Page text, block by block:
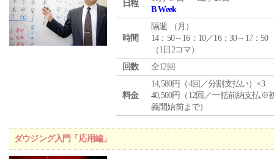
日程
B Week
時間
隔週 （ 月 ）
14：50～16：10／16：30～17：50
（1日2コマ）
回数
全12回
料金
14,580円（4回／分割支払い）×3
40,500円（12回／一括前納支払※
義開始前まで）
ダウジング入門「応用編」